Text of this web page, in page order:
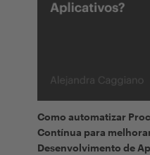
Como automatizar
Contínua para
Desenvolvimento de